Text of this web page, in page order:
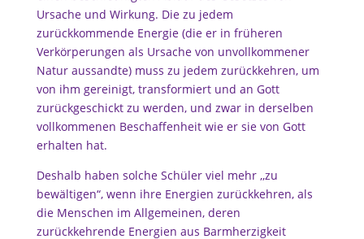
Ursache und Wirkung. Die zu jedem
zurückkommende Energie (die er in früheren
Verkörperungen als Ursache von unvollkommener
Natur aussandte) muss zu jedem zurückkehren, um
von ihm gereinigt, transformiert und an Gott
zurückgeschickt zu werden, und zwar in derselben
vollkommenen Beschaffenheit wie er sie von Gott
erhalten hat.
Deshalb haben solche Schüler viel mehr ,,zu
bewältigen“, wenn ihre Energien zurückkehren, als
die Menschen im Allgemeinen, deren
zurückkehrende Energien aus Barmherzigkeit